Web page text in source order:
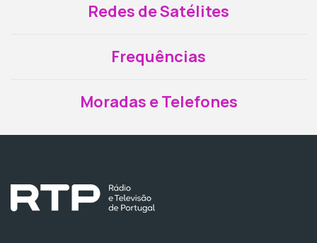
Redes de Satélites
Frequências
Moradas e Telefones